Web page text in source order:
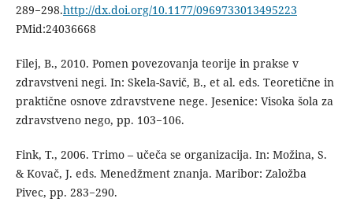
289−298.http://dx.doi.org/10.1177/0969733013495223
PMid:24036668
Filej, B., 2010. Pomen povezovanja teorije in prakse v
zdravstveni negi. In: Skela-Savič, B., et al. eds. Teoretične in
praktične osnove zdravstvene nege. Jesenice: Visoka šola za
zdravstveno nego, pp. 103−106.
Fink, T., 2006. Trimo – učeča se organizacija. In: Možina, S.
& Kovač, J. eds. Menedžment znanja. Maribor: Založba
Pivec, pp. 283−290.